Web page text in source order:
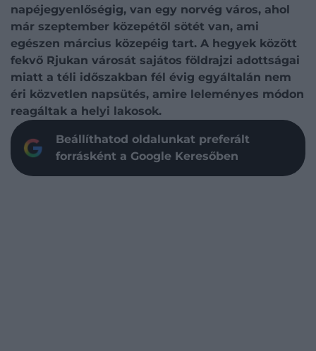
napéjegyenlőségig, van egy norvég város, ahol
már szeptember közepétől sötét van, ami
egészen március közepéig tart. A hegyek között
fekvő Rjukan városát sajátos földrajzi adottságai
miatt a téli időszakban fél évig egyáltalán nem
éri közvetlen napsütés, amire leleményes módon
reagáltak a helyi lakosok.
Beállíthatod oldalunkat preferált
forrásként a Google Keresőben